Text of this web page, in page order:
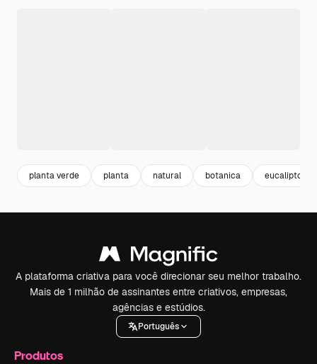
planta verde planta natural botanica eucalipto
A plataforma criativa para você direcionar seu melhor trabalho.
Mais de 1 milhão de assinantes entre criativos, empresas,
agências e estúdios.
Português
Produtos